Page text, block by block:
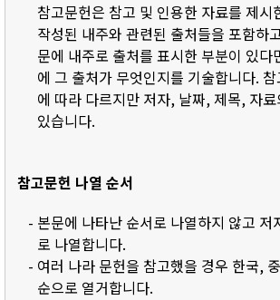
참고문헌은 참고 및 인용한 자료를 제시
작성된 내주와 관련된 출처들을 포함하
문에 내주로 출처를 표시한 부분이 있다
에 그 출처가 무엇인지를 기술합니다.
에 따라 다르지만 저자, 날짜, 제목, 자
있습니다.
참고문헌 나열 순서
- 본문에 나타난 순서로 나열하지 않고 저
로 나열합니다.
- 여러 나라 문헌을 참고했을 경우 한국,
순으로 열거합니다.